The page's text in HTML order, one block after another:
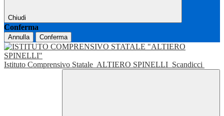
Chiudi
Conferma
Annulla Conferma
Istituto Comprensivo Statale ALTIERO SPINELLI Scandicci